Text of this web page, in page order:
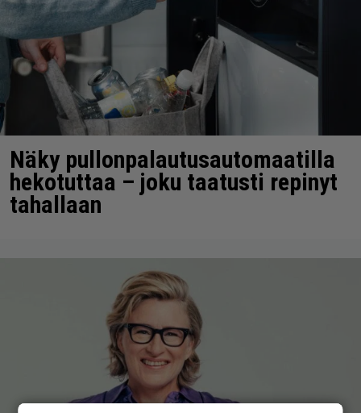
Näky pullonpalautusautomaatilla
hekotuttaa – joku taatusti repinyt
tahallaan